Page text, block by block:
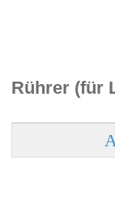
Rührer (für